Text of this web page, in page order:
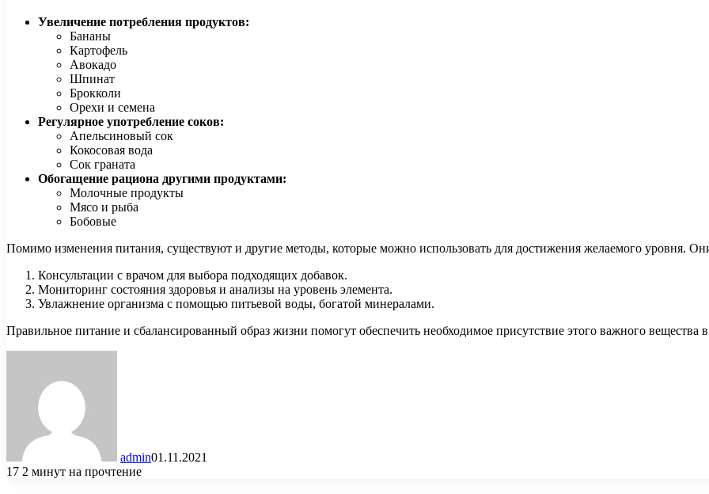
Увеличение потребления продуктов:
Бананы
Картофель
Авокадо
Шпинат
Брокколи
Орехи и семена
Регулярное употребление соков:
Апельсиновый сок
Кокосовая вода
Сок граната
Обогащение рациона другими продуктами:
Молочные продукты
Мясо и рыба
Бобовые
Помимо изменения питания, существуют и другие методы, которые можно использовать для достижения желаемого уровня.
Консультации с врачом для выбора подходящих добавок.
Мониторинг состояния здоровья и анализы на уровень элемента.
Увлажнение организма с помощью питьевой воды, богатой минералами.
Правильное питание и сбалансированный образ жизни помогут обеспечить необходимое присутствие этого важного вещества
admin01.11.2021
17 2 минут на прочтение